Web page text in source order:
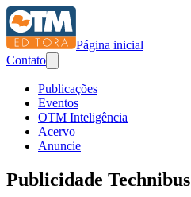
Página inicial
Contato
Publicações
Eventos
OTM Inteligência
Acervo
Anuncie
Publicidade Technibus